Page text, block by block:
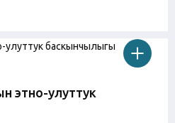
этно-улуттук